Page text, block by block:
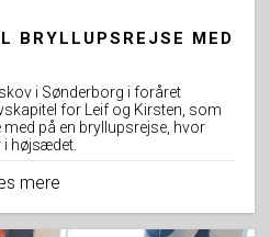
BRYLLUPSREJSE MED
i Sønderborg i foråret
for Leif og Kirsten, som
på en bryllupsrejse, hvor
i højsædet.
mere